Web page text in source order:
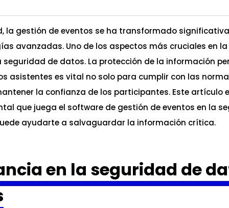
la gestión de eventos se ha transformado
avanzadas. Uno de los aspectos más cruciales en
seguridad de datos. La protección de la información
asistentes es vital no solo para cumplir con las
la confianza de los participantes. Este artículo
que juega el software de gestión de eventos en la
ayudarte a salvaguardar la información crítica.
en la seguridad de